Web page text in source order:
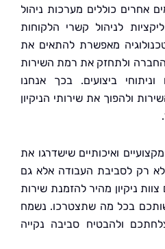
כוללים מערכות ניהול
קשרי הלקוחות
מאפשרת להתאים את
את רמת השירות
ביצועים. בכך אנחנו
את שירותי הניקיון
ואיכותיים שישדרגו את
העבודה אלא גם
מהיר להזמנת שירות
מה שתצטרכו. נשמח
סביבה נקייה